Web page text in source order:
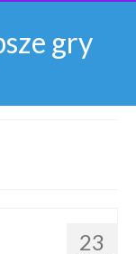
gry
23